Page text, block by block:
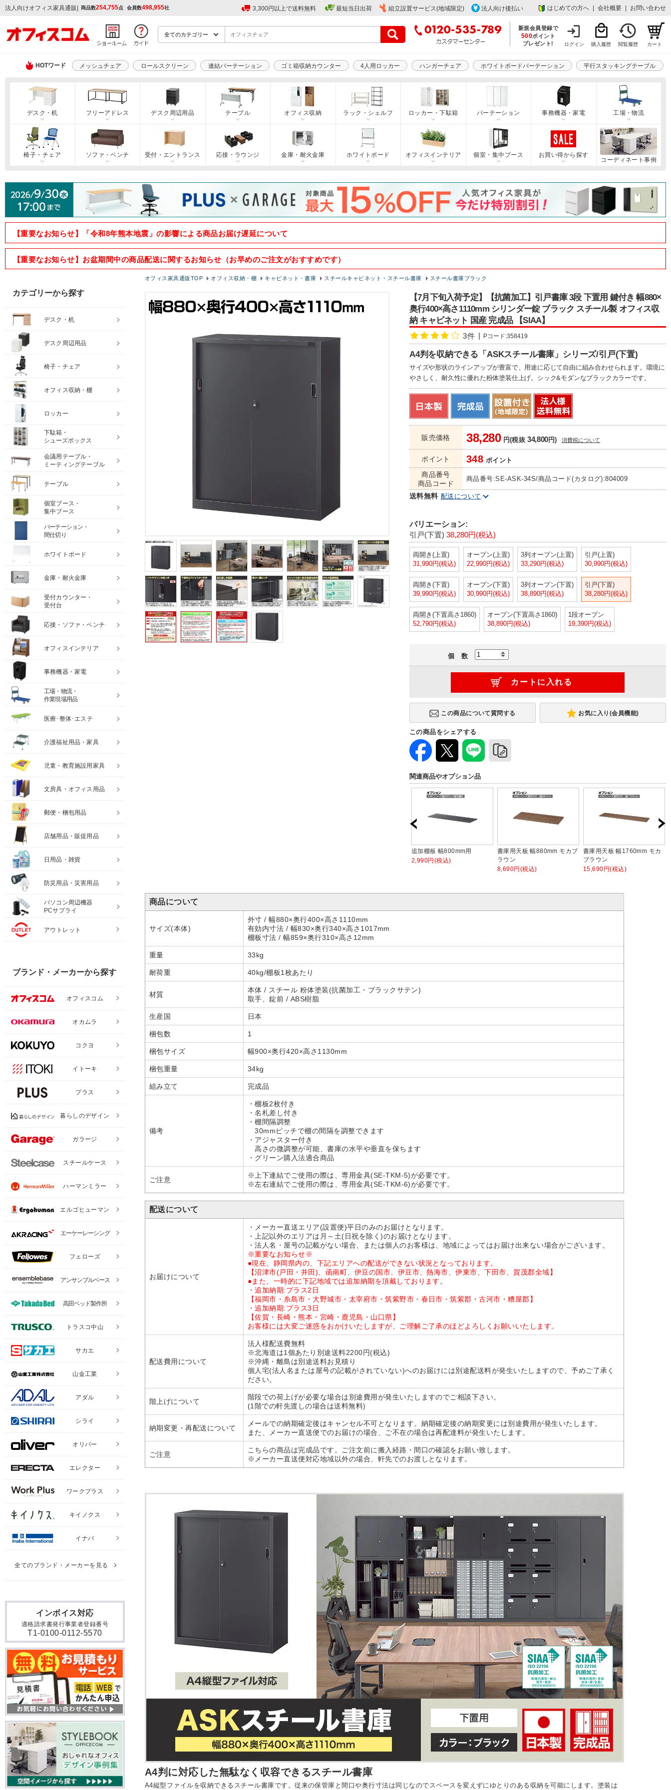
法人向けオフィス家具通販 | 商品数254,755点 会員数498,955社 3,300円以上で送料無料 最短当日出荷 組立設置サービス(地域限定) 法人向け後払い はじめての方へ 会社概要 お問い合わせ
新規会員登録で
500ポイント
プレゼント!
ログイン 購入履歴 閲覧履歴 カート
HOTワード メッシュチェア ロールスクリーン 連結パーテーション ゴミ箱収納カウンター 4人用ロッカー ハンガーチェア ホワイトボードパーテーション 平行スタッキングテーブル
デスク・机 フリーアドレス デスク周辺用品 テーブル オフィス収納 ラック・シェルフ ロッカー・下駄箱 パーテーション 事務機器・家電 工場・物流
椅子・チェア ソファ・ベンチ 受付・エントランス 応接・ラウンジ 金庫・耐火金庫 ホワイトボード オフィスインテリア 個室・集中ブース
お買い得から探す
コーディネート事例
【重要なお知らせ】「令和8年熊本地震」の影響による商品お届け遅延について
【重要なお知らせ】お盆期間中の商品配送に関するお知らせ（お早めのご注文がおすすめです）
オフィス家具通販TOP オフィス収納・棚 キャビネット・書庫 スチールキャビネット・スチール書庫 スチール書庫ブラック
【7月下旬入荷予定】【抗菌加工】引戸書庫 3段 下置用 鍵付き 幅880×
奥行400×高さ1110mm シリンダー錠 ブラック スチール製 オフィス収
納 キャビネット 国産 完成品 【SIAA】
3件 Pコード:358419
A4判を収納できる「ASKスチール書庫」シリーズ/引戸(下置)
サイズや形状のラインアップが豊富で、用途に応じて自由に組み合わせられます。環境に
やさしく、耐久性に優れた粉体塗装仕上げ。シック&モダンなブラックカラーです。
販売価格 38,280円(税抜34,800円) 消費税について
ポイント 348 ポイント
商品番号
商品コード
商品番号:SE-ASK-34S/商品コード(カタログ):804009
送料無料 配送について
バリエーション:
引戸(下置) 38,280円(税込)
両開き(上置)
31,990円(税込)
オープン(上置)
22,990円(税込)
3列オープン(上置)
33,290円(税込)
引戸(上置)
30,990円(税込)
両開き(下置)
39,990円(税込)
オープン(下置)
30,990円(税込)
3列オープン(下置)
38,890円(税込)
引戸(下置)
38,280円(税込)
両開き(下置高さ1860)
52,790円(税込)
オープン(下置高さ1860)
38,890円(税込)
1段オープン
19,390円(税込)
個 数
お気に入り(会員機能)
この商品をシェアする
関連商品やオプション品
追加棚板 幅800mm用
2,990円(税込)
書庫用天板 幅880mm モカブ
ラウン
8,690円(税込)
書庫用天板 幅1760mm モカ
ブラウン
15,690円(税込)
商品について
サイズ(本体)
外寸 / 幅880×奥行400×高さ1110mm
有効内寸法 / 幅830×奥行340×高さ1017mm
棚板寸法 / 幅859×奥行310×高さ12mm
重量 33kg
耐荷重 40kg/棚板1枚あたり
材質
本体 / スチール 粉体塗装(抗菌加工・ブラックサテン)
取手、錠前 / ABS樹脂
生産国 日本
梱包数 1
梱包サイズ 幅900×奥行420×高さ1130mm
梱包重量 34kg
組み立て 完成品
備考
・棚板2枚付き
・名札差し付き
・棚間隔調整
30mmピッチで棚の間隔を調整できます
・アジャスター付き
高さの微調整が可能、書庫の水平や垂直を保ちます
・グリーン購入法適合商品
ご注意
※上下連結でご使用の際は、専用金具(SE-TKM-5)が必要です。
※左右連結でご使用の際は、専用金具(SE-TKM-6)が必要です。
配送について
お届けについて
・メーカー直送エリア(設置便)平日のみのお届けとなります。
・上記以外のエリアは月～土(日祝を除く)のお届けとなります。
・法人名・屋号の記載がない場合、または個人のお客様は、地域によってはお届け出来ない場合がございます。
※重要なお知らせ※
●現在、静岡県内の、下記エリアへの配送ができない状況となっております。
【沼津市(戸田・井田)、函南町、伊豆の国市、伊豆市、熱海市、伊東市、下田市、賀茂郡全域】
●また、一時的に下記地域では追加納期を頂戴しております。
・追加納期:プラス2日
【福岡市・糸島市・大野城市・太宰府市・筑紫野市・春日市・筑紫郡・古河市・糟屋郡】
・追加納期:プラス3日
【佐賀・長崎・熊本・宮崎・鹿児島・山口県】
お客様には大変ご迷惑をおかけいたしますが、ご理解ご了承のほどよろしくお願いいたします。
配送費用について
法人様配送費無料
※北海道は1個あたり別途送料2200円(税込)
※沖縄・離島は別途送料お見積り
個人宅(法人名または屋号の記載がされていない)へのお届けには別途配送料が発生いたしますので、予めご了承く
ださい。
階上げについて
階段での荷上げが必要な場合は別途費用が発生いたしますのでご相談下さい。
(1階での軒先渡しの場合は送料無料)
納期変更・再配送について
メールでの納期確定後はキャンセル不可となります。納期確定後の納期変更には別途費用が発生いたします。
また、メーカー直送便でのお届けの場合、ご不在の場合は再配達料が発生いたします。
ご注意
こちらの商品は完成品です。ご注文前に搬入経路・間口の確認をお願い致します。
※メーカー直送便対応地域以外の場合、軒先でのお渡しとなります。
A4判に対応した無駄なく収容できるスチール書庫
A4縦型ファイルを収納できるスチール書庫です。従来の保管庫と間口や奥行寸法は同じなのでスペースを変えずにゆとりのある収納を可能にします。塗装は
インボイス対応
適格請求書発行事業者登録番号
T1-0100-0112-5570
カテゴリーから探す
デスク・机
デスク周辺用品
椅子・チェア
オフィス収納・棚
ロッカー
下駄箱・
シューズボックス
会議用テーブル・
ミーティングテーブル
テーブル
個室ブース・
集中ブース
パーテーション・
間仕切り
ホワイトボード
金庫・耐火金庫
受付カウンター・
受付台
応接・ソファ・ベンチ
オフィスインテリア
事務機器・家電
工場・物流・
作業現場用品
医療･整体･エステ
介護福祉用品・家具
児童・教育施設用家具
文房具・オフィス用品
郵便・梱包用品
店舗用品・販促用品
日用品・雑貨
防災用品・災害用品
パソコン周辺機器
PCサプライ
アウトレット
ブランド・メーカーから探す
オフィスコム
オカムラ
コクヨ
イトーキ
プラス
暮らしのデザイン
ガラージ
スチールケース
ハーマンミラー
エルゴヒューマン
エーケーレーシング
フェローズ
アンサンブルベース
高田ベッド製作所
トラスコ中山
サカエ
山金工業
アダル
シライ
オリバー
エレクター
ワークプラス
キイノクス
イナバ
全てのブランド・メーカーを見る